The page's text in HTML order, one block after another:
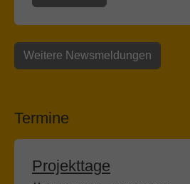
Weitere Newsmeldungen
Termine
Projekttage